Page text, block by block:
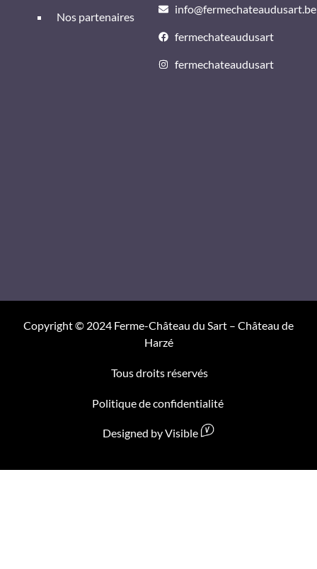
info@fermechateaudusart.be
fermechateaudusart
fermechateaudusart
Nos partenaires
Copyright © 2024 Ferme-Château du Sart – Château de
Harzé
Tous droits réservés
Politique de confidentialité
Designed by Visible